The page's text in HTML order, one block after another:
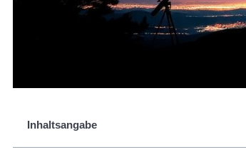
Inhaltsangabe